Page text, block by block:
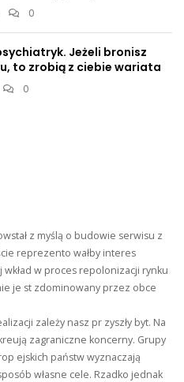
0
Jeżeli bronisz
to zrobią z ciebie wariata
0
z myślą o budowie serwisu z
reprezento wałby interes
w proces repolonizacji rynku
je st zdominowany przez obce
zależy nasz pr zyszły byt. Na
zagraniczne koncerny. Grupy
ejskich państw wyznaczają
własne cele. Rzadko jednak